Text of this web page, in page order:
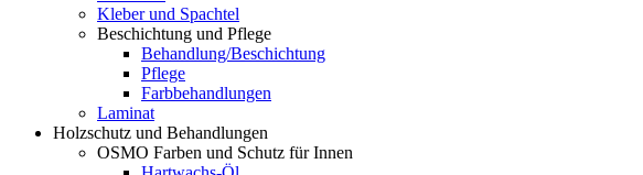
Kleber und Spachtel
Beschichtung und Pflege
Behandlung/Beschichtung
Pflege
Farbbehandlungen
Laminat
Holzschutz und Behandlungen
OSMO Farben und Schutz für Innen